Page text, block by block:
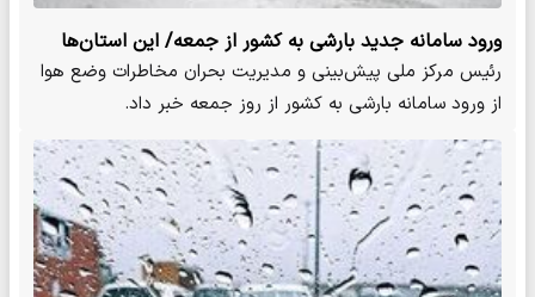
ورود سامانه جدید بارشی به کشور از جمعه/ این استان‌ها
منتظر بارش برف باشند
رئیس مرکز ملی پیش‌بینی و مدیریت بحران مخاطرات وضع هوا
از ورود سامانه بارشی به کشور از روز جمعه خبر داد.